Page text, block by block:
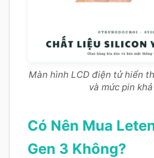
Màn hình LCD điện tử hiển
và mức pin
Có Nên Mua
Gen 3 Không?